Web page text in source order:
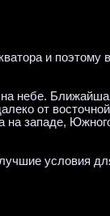
и
небе.
от
западе,
условия